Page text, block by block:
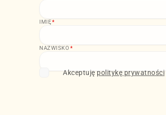
IMIĘ*
NAZWISKO *
Akceptuję politykę prywatności